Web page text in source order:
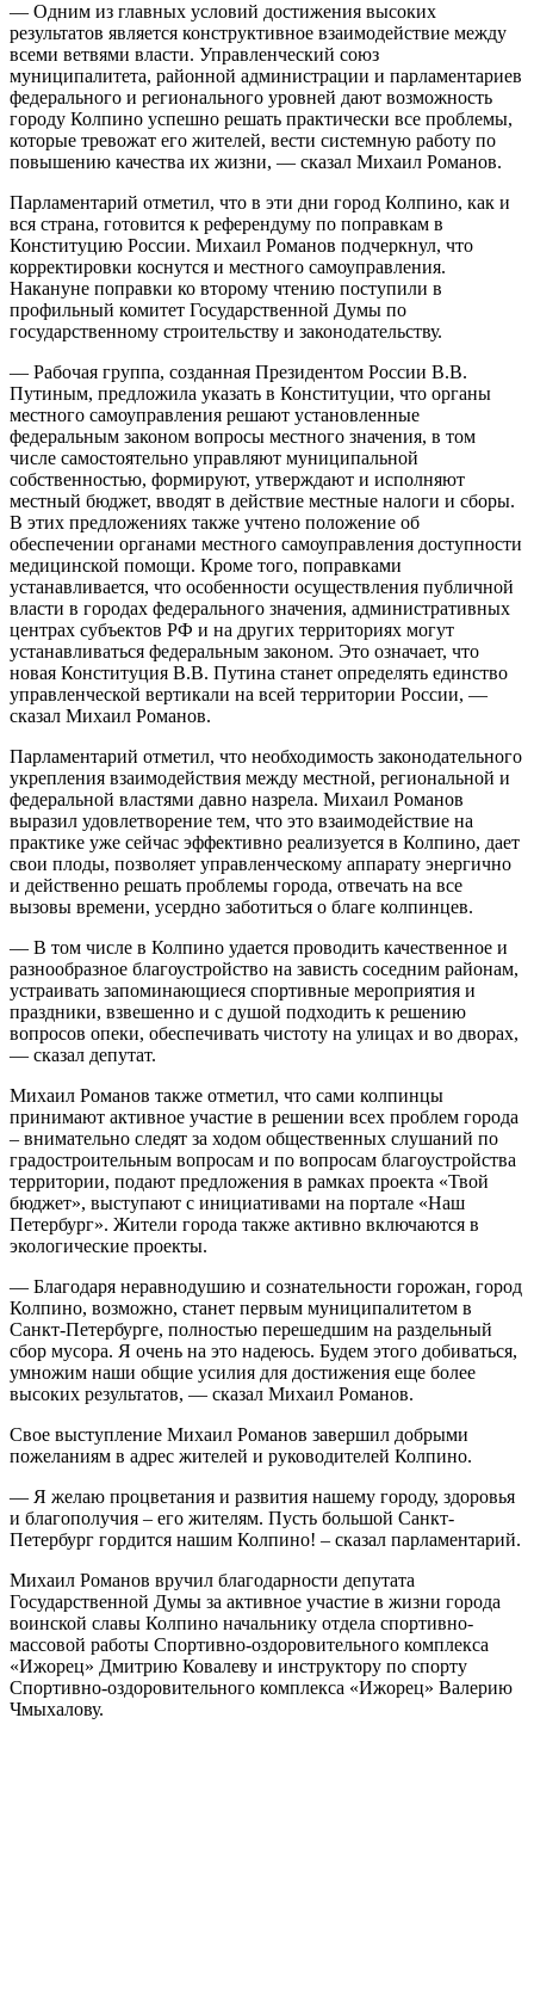
— Одним из главных условий достижения высоких
результатов является конструктивное взаимодействие между
всеми ветвями власти. Управленческий союз
муниципалитета, районной администрации и парламентариев
федерального и регионального уровней дают возможность
городу Колпино успешно решать практически все проблемы,
которые тревожат его жителей, вести системную работу по
повышению качества их жизни, — сказал Михаил Романов.
Парламентарий отметил, что в эти дни город Колпино, как и
вся страна, готовится к референдуму по поправкам в
Конституцию России. Михаил Романов подчеркнул, что
корректировки коснутся и местного самоуправления.
Накануне поправки ко второму чтению поступили в
профильный комитет Государственной Думы по
государственному строительству и законодательству.
— Рабочая группа, созданная Президентом России В.В.
Путиным, предложила указать в Конституции, что органы
местного самоуправления решают установленные
федеральным законом вопросы местного значения, в том
числе самостоятельно управляют муниципальной
собственностью, формируют, утверждают и исполняют
местный бюджет, вводят в действие местные налоги и сборы.
В этих предложениях также учтено положение об
обеспечении органами местного самоуправления доступности
медицинской помощи. Кроме того, поправками
устанавливается, что особенности осуществления публичной
власти в городах федерального значения, административных
центрах субъектов РФ и на других территориях могут
устанавливаться федеральным законом. Это означает, что
новая Конституция В.В. Путина станет определять единство
управленческой вертикали на всей территории России, —
сказал Михаил Романов.
Парламентарий отметил, что необходимость законодательного
укрепления взаимодействия между местной, региональной и
федеральной властями давно назрела. Михаил Романов
выразил удовлетворение тем, что это взаимодействие на
практике уже сейчас эффективно реализуется в Колпино, дает
свои плоды, позволяет управленческому аппарату энергично
и действенно решать проблемы города, отвечать на все
вызовы времени, усердно заботиться о благе колпинцев.
— В том числе в Колпино удается проводить качественное и
разнообразное благоустройство на зависть соседним районам,
устраивать запоминающиеся спортивные мероприятия и
праздники, взвешенно и с душой подходить к решению
вопросов опеки, обеспечивать чистоту на улицах и во дворах,
— сказал депутат.
Михаил Романов также отметил, что сами колпинцы
принимают активное участие в решении всех проблем города
– внимательно следят за ходом общественных слушаний по
градостроительным вопросам и по вопросам благоустройства
территории, подают предложения в рамках проекта «Твой
бюджет», выступают с инициативами на портале «Наш
Петербург». Жители города также активно включаются в
экологические проекты.
— Благодаря неравнодушию и сознательности горожан, город
Колпино, возможно, станет первым муниципалитетом в
Санкт-Петербурге, полностью перешедшим на раздельный
сбор мусора. Я очень на это надеюсь. Будем этого добиваться,
умножим наши общие усилия для достижения еще более
высоких результатов, — сказал Михаил Романов.
Свое выступление Михаил Романов завершил добрыми
пожеланиям в адрес жителей и руководителей Колпино.
— Я желаю процветания и развития нашему городу, здоровья
и благополучия – его жителям. Пусть большой Санкт-
Петербург гордится нашим Колпино! – сказал парламентарий.
Михаил Романов вручил благодарности депутата
Государственной Думы за активное участие в жизни города
воинской славы Колпино начальнику отдела спортивно-
массовой работы Спортивно-оздоровительного комплекса
«Ижорец» Дмитрию Ковалеву и инструктору по спорту
Спортивно-оздоровительного комплекса «Ижорец» Валерию
Чмыхалову.